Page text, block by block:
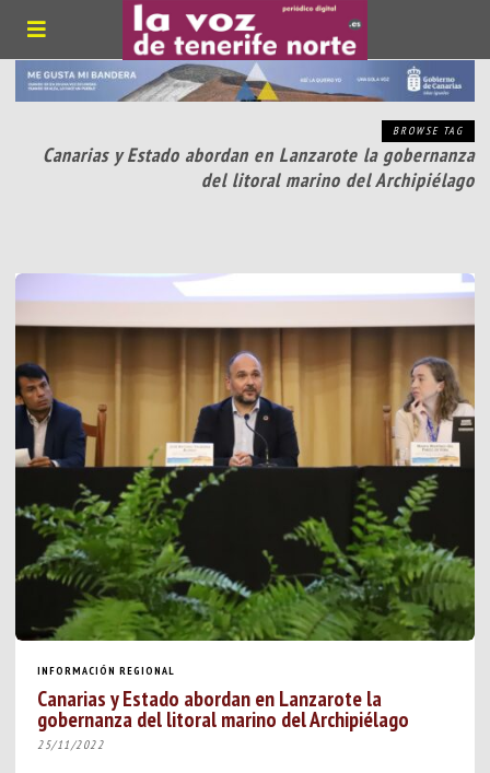
BROWSE TAG
Canarias y Estado abordan en Lanzarote la gobernanza
del litoral marino del Archipiélago
INFORMACIÓN REGIONAL
Canarias y Estado abordan en Lanzarote la
gobernanza del litoral marino del Archipiélago
25/11/2022